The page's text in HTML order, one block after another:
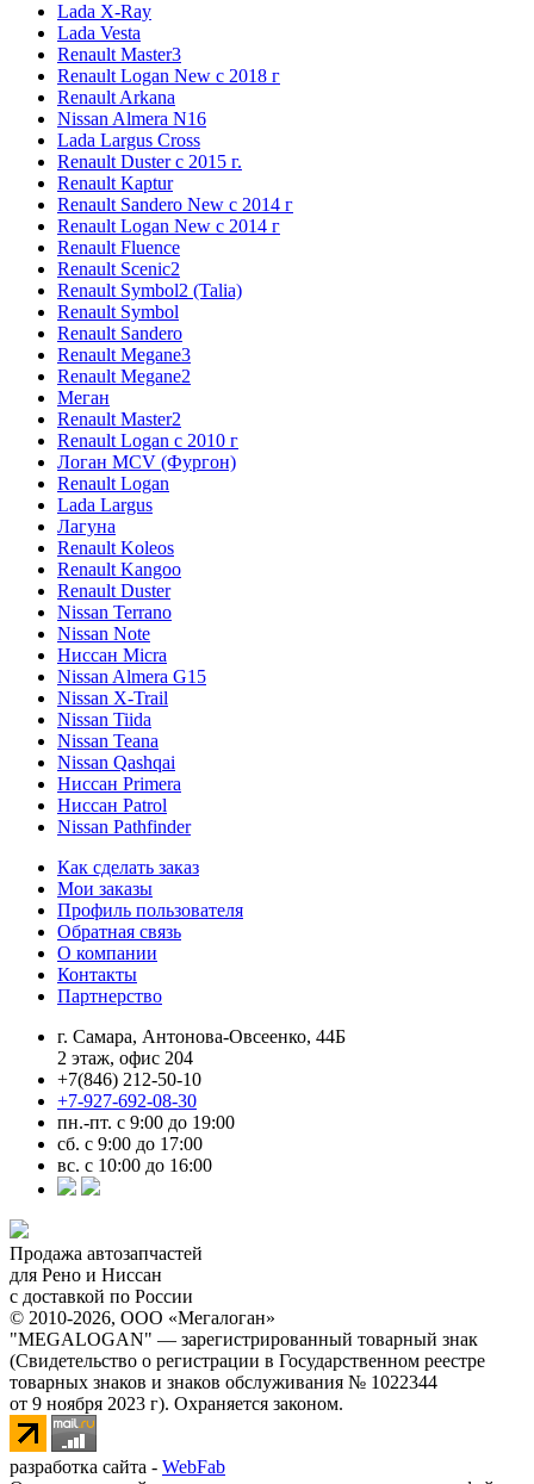
Lada X-Ray
Lada Vesta
Renault Master3
Renault Logan New с 2018 г
Renault Arkana
Nissan Almera N16
Lada Largus Cross
Renault Duster с 2015 г.
Renault Kaptur
Renault Sandero New с 2014 г
Renault Logan New с 2014 г
Renault Fluence
Renault Scenic2
Renault Symbol2 (Talia)
Renault Symbol
Renault Sandero
Renault Megane3
Renault Megane2
Меган
Renault Master2
Renault Logan c 2010 г
Логан МСV (Фургон)
Renault Logan
Lada Largus
Лагуна
Renault Koleos
Renault Kangoo
Renault Duster
Nissan Terrano
Nissan Note
Ниссан Micra
Nissan Almera G15
Nissan X-Trail
Nissan Tiida
Nissan Teana
Nissan Qashqai
Ниссан Primera
Ниссан Patrol
Nissan Pathfinder
Как сделать заказ
Мои заказы
Профиль пользователя
Обратная связь
О компании
Контакты
Партнерство
г. Самара, Антонова-Овсеенко, 44Б
2 этаж, офис 204
+7(846) 212-50-10
+7-927-692-08-30
пн.-пт. с 9:00 до 19:00
сб. с 9:00 до 17:00
вс. с 10:00 до 16:00
Продажа автозапчастей
для Рено и Ниссан
с доставкой по России
© 2010-2026, ООО «Мегалоган»
"MEGALOGAN" — зарегистрированный товарный знак
(Свидетельство о регистрации в Государственном реестре
товарных знаков и знаков обслуживания № 1022344
от 9 ноября 2023 г). Охраняется законом.
разработка сайта - WebFab